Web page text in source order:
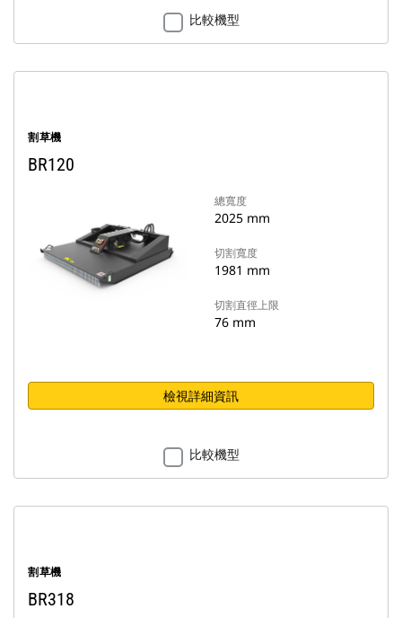
比較機型
割草機
BR120
總寬度
2025 mm
切割寬度
1981 mm
切割直徑上限
76 mm
檢視詳細資訊
比較機型
割草機
BR318